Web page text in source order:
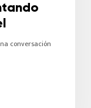
conversación